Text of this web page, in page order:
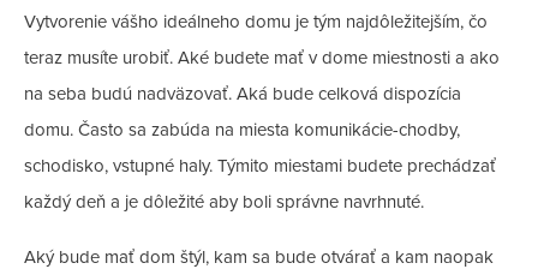
Vytvorenie vášho ideálneho domu je tým najdôležitejším, čo
teraz musíte urobiť. Aké budete mať v dome miestnosti a ako
na seba budú nadväzovať. Aká bude celková dispozícia
domu. Často sa zabúda na miesta komunikácie-chodby,
schodisko, vstupné haly. Týmito miestami budete prechádzať
každý deň a je dôležité aby boli správne navrhnuté.
Aký bude mať dom štýl, kam sa bude otvárať a kam naopak